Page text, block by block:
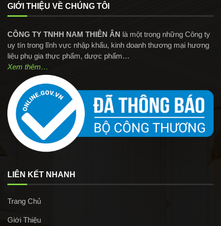
GIỚI THIỆU VỀ CHÚNG TÔI
CÔNG TY TNHH NAM THIÊN ÂN là một trong những Công ty
uy tín trong lĩnh vực nhập khẩu, kinh doanh thương mại hương
liệu phụ gia thực phẩm, dược phẩm…
Xem thêm…
LIÊN KẾT NHANH
Trang Chủ
Giới Thiệu